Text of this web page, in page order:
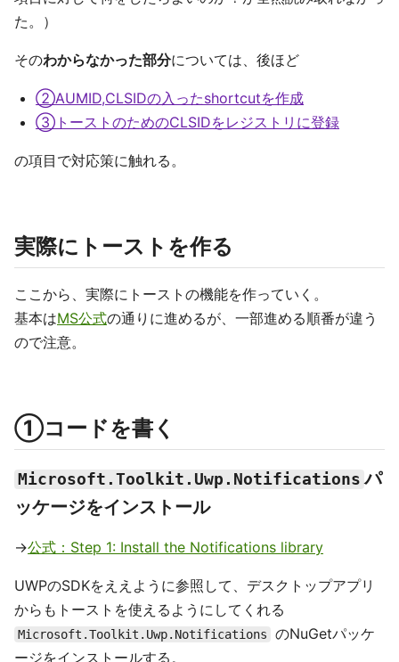
た。）
そのわからなかった部分については、後ほど
②AUMID,CLSIDの入ったshortcutを作成
③トーストのためのCLSIDをレジストリに登録
の項目で対応策に触れる。
実際にトーストを作る
ここから、実際にトーストの機能を作っていく。
基本はMS公式の通りに進めるが、一部進める順番が違う
ので注意。
①コードを書く
Microsoft.Toolkit.Uwp.Notifications パ
ッケージをインストール
→公式：Step 1: Install the Notifications library
UWPのSDKをええように参照して、デスクトップアプリ
からもトーストを使えるようにしてくれる
Microsoft.Toolkit.Uwp.Notifications
のNuGetパッケ
ージをインストールする。